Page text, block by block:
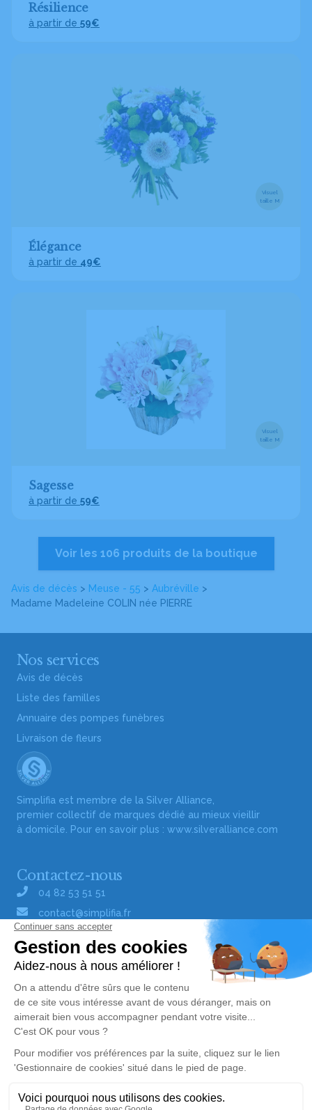
Avis de décès > Meuse - 55 > Aubréville >
Madame Madeleine COLIN née PIERRE
Résilience
à partir de 59€
Visuel
taille M
Élégance
à partir de 49€
Visuel
taille M
Sagesse
à partir de 59€
Voir les 106 produits de la boutique
Nos services
Avis de décès
Liste des familles
Annuaire des pompes funèbres
Livraison de fleurs
Simplifia est membre de la Silver Alliance,
premier collectif de marques dédié au mieux vieillir
à domicile. Pour en savoir plus : www.silveralliance.com
Contactez-nous
04 82 53 51 51
contact@simplifia.fr
Réseaux sociaux
Liens utiles
Publier un avis de décès
Signaler un abus/une erreur
Consultez nos offres d'emploi